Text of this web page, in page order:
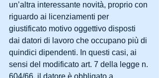
un’altra interessante novità, proprio con
riguardo ai licenziamenti per
giustificato motivo oggettivo disposti
dai datori di lavoro che occupano più di
quindici dipendenti. In questi casi, ai
sensi del modificato art. 7 della legge n.